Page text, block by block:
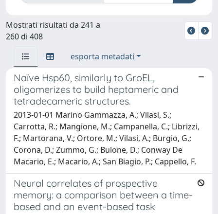
Mostrati risultati da 241 a
260 di 408
esporta metadati
Naïve Hsp60, similarly to GroEL,
oligomerizes to build heptameric and
tetradecameric structures.
2013-01-01 Marino Gammazza, A.; Vilasi, S.;
Carrotta, R.; Mangione, M.; Campanella, C.; Librizzi,
F.; Martorana, V.; Ortore, M.; Vilasi, A.; Burgio, G.;
Corona, D.; Zummo, G.; Bulone, D.; Conway De
Macario, E.; Macario, A.; San Biagio, P.; Cappello, F.
Neural correlates of prospective
memory: a comparison between a time-
based and an event-based task